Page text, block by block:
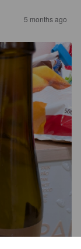
5 months ago